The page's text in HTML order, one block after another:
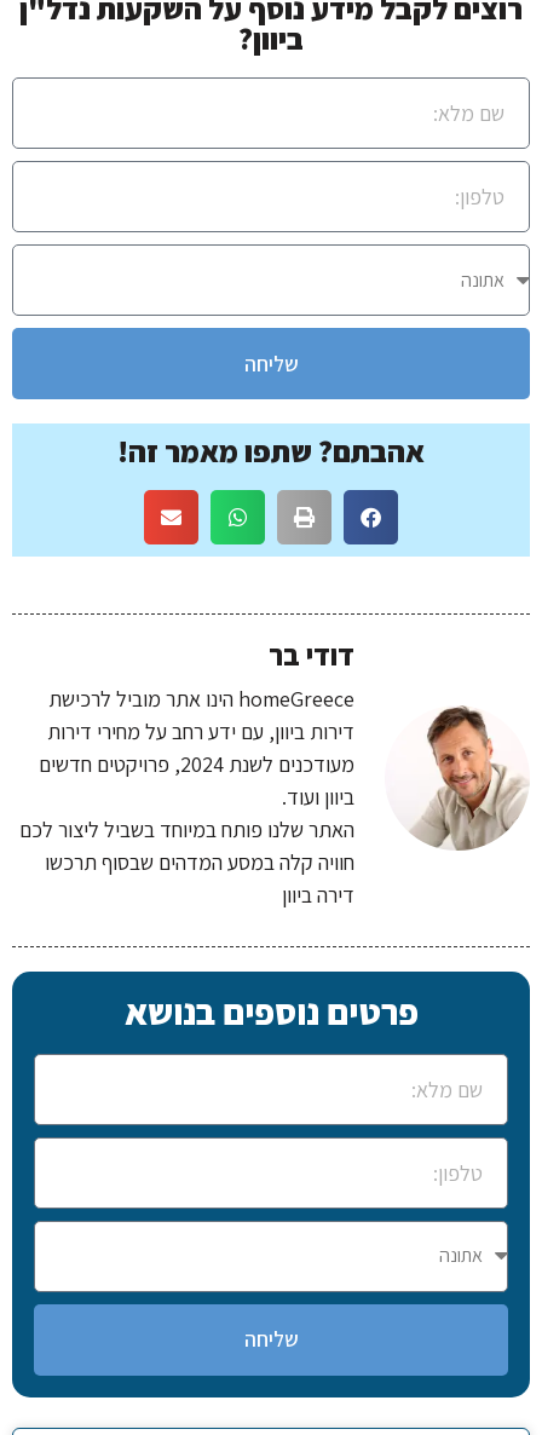
רוצים לקבל מידע נוסף על השקעות נדל"ן
ביוון?
שליחה
אהבתם? שתפו מאמר זה!
דודי בר
homeGreece הינו אתר מוביל לרכישת
דירות ביוון, עם ידע רחב על מחירי דירות
מעודכנים לשנת 2024, פרויקטים חדשים
ביוון ועוד.
האתר שלנו פותח במיוחד בשביל ליצור לכם
חוויה קלה במסע המדהים שבסוף תרכשו
דירה ביוון
פרטים נוספים בנושא
שליחה